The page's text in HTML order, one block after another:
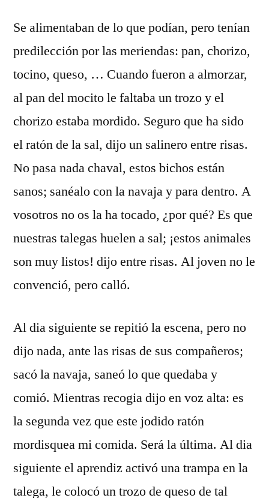
Se alimentaban de lo que podían, pero tenían
predilección por las meriendas: pan, chorizo,
tocino, queso, … Cuando fueron a almorzar,
al pan del mocito le faltaba un trozo y el
chorizo estaba mordido. Seguro que ha sido
el ratón de la sal, dijo un salinero entre risas.
No pasa nada chaval, estos bichos están
sanos; sanéalo con la navaja y para dentro. A
vosotros no os la ha tocado, ¿por qué? Es que
nuestras talegas huelen a sal; ¡estos animales
son muy listos! dijo entre risas. Al joven no le
convenció, pero calló.
Al dia siguiente se repitió la escena, pero no
dijo nada, ante las risas de sus compañeros;
sacó la navaja, saneó lo que quedaba y
comió. Mientras recogia dijo en voz alta: es
la segunda vez que este jodido ratón
mordisquea mi comida. Será la última. Al dia
siguiente el aprendiz activó una trampa en la
talega, le colocó un trozo de queso de tal